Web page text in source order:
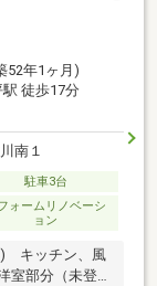
52年1ヶ月)
駅 徒歩17分
南１
駐車3台
ォームリノベーシ
ョン
) キッチン、風
室部分（未登